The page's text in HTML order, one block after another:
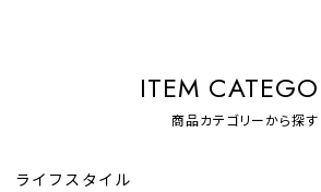
ITEM
商品カテゴリーから探す
ライフスタイル